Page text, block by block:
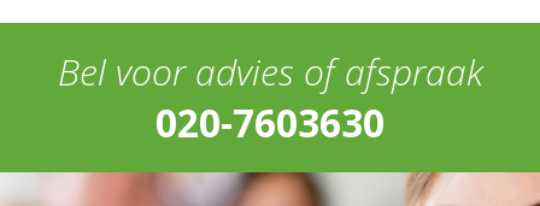
Bel voor advies of afspraak
020-7603630